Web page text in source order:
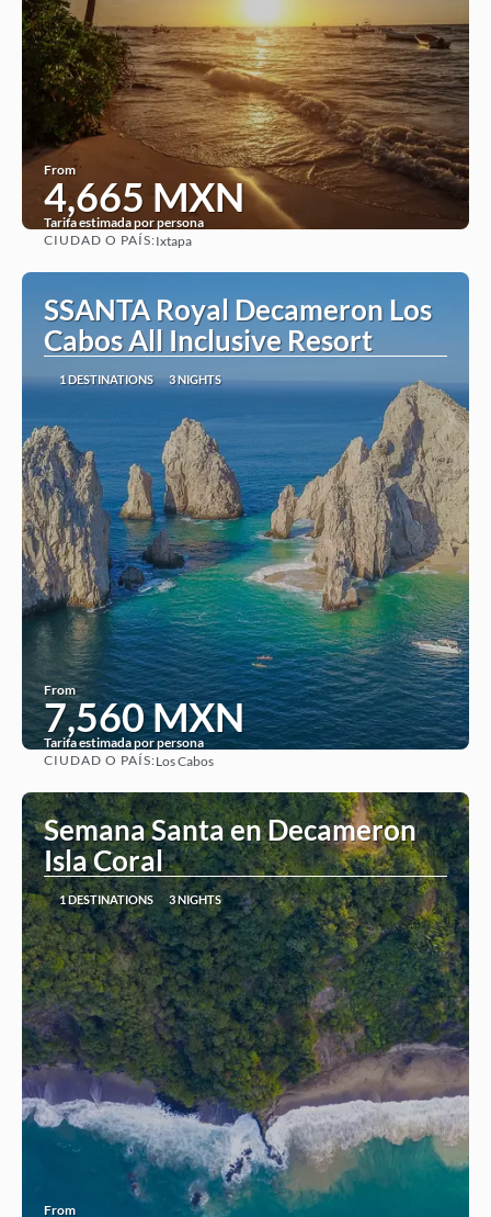
From
4,665 MXN
Tarifa estimada por persona
CIUDAD O PAÍS:Ixtapa
SSANTA Royal Decameron Los
Cabos All Inclusive Resort
1 DESTINATIONS 3 NIGHTS
From
7,560 MXN
Tarifa estimada por persona
CIUDAD O PAÍS:Los Cabos
Semana Santa en Decameron
Isla Coral
1 DESTINATIONS 3 NIGHTS
From